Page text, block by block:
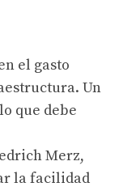
el gasto
Un
que debe
Merz,
la facilidad